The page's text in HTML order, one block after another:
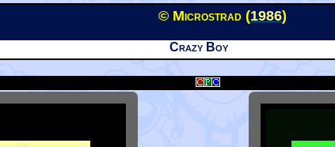
© Microstrad (1986)
Crazy Boy